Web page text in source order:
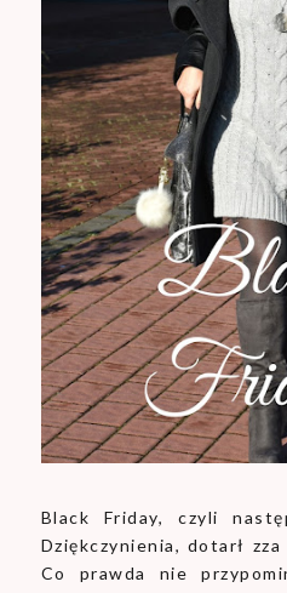
Black Friday, czyli
Dziękczynienia, dotarł
Co prawda nie